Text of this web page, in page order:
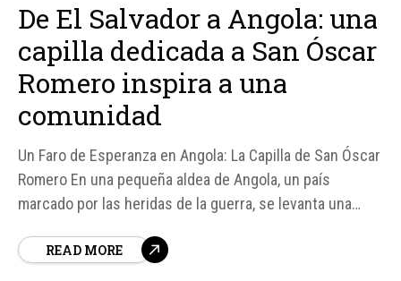
De El Salvador a Angola: una
capilla dedicada a San Óscar
Romero inspira a una
comunidad
Un Faro de Esperanza en Angola: La Capilla de San Óscar
Romero En una pequeña aldea de Angola, un país
marcado por las heridas de la guerra, se levanta una
de esperanza y fe para la comunidad local.
READ MORE